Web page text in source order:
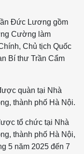
Đức Lương gồm
Cường làm
Chủ tịch Quốc
Bí thư Trần Cẩm
quàn tại Nhà
thành phố Hà Nội.
tổ chức tại Nhà
thành phố Hà Nội,
5 năm 2025 đến 7